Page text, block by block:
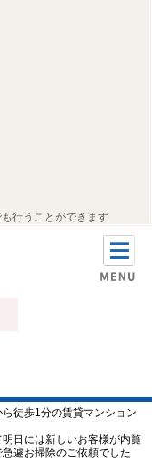
行うことができます
徒歩1分の賃貸マンション
日には新しいお客様が内覧
遽お掃除のご依頼でした